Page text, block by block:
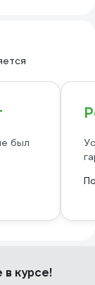
был
в курсе!